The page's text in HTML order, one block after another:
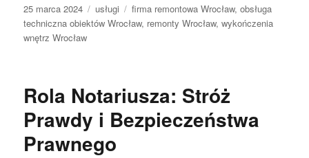
Data
publikacji
25 marca 2024 Kategorie
usługi Tagi
firma remontowa Wrocław,obsługa
techniczna obiektów Wrocław, remonty Wrocław,wykończenia
wnętrz Wrocław
Rola Notariusza: Stróż
Prawdy i Bezpieczeństwa
Prawnego